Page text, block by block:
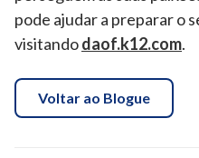
pode ajudar a preparar o
visitandodaof.k12.com.
Voltar ao Blogue